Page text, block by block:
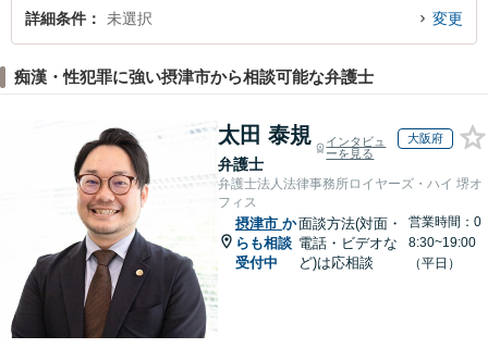
詳細条件 未選択 変更
痴漢・性犯罪に強い摂津市から相談可能な弁護士
太田 泰規
弁護士
インタビュ
ーを見る
大阪府
弁護士法人法律事務所ロイヤーズ・ハイ 堺オ
フィス
摂津市 か
らも相談
受付中
面談方法(対面・
電話・ビデオな
ど)は応相談
営業時間：0
8:30~19:00
（平日）